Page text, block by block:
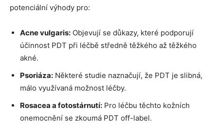
potenciální výhody pro:
Acne vulgaris: Objevují se důkazy, které podporují
účinnost PDT při léčbě středně těžkého až těžkého
akné.
Psoriáza: Některé studie naznačují, že PDT je ​​slibná,
málo využívaná možnost léčby.
Rosacea a fotostárnutí: Pro léčbu těchto kožních
onemocnění se zkoumá PDT off-label.